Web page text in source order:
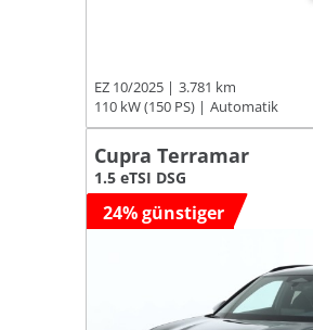
EZ 10/2025
3.781 km
110 kW (150 PS)
Automatik
Cupra Terramar
1.5 eTSI DSG
24% günstiger